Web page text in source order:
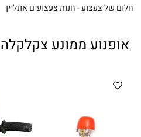
חלום של צעצוע - חנות צעצועים אונליין
אופנוע ממונע